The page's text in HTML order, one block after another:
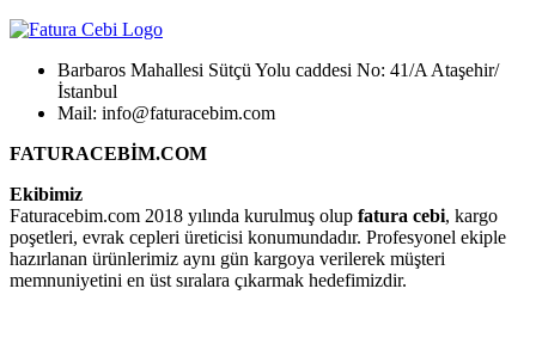
Barbaros Mahallesi Sütçü Yolu caddesi No: 41/A Ataşehir/
İstanbul
Mail: info@faturacebim.com
FATURACEBİM.COM
Ekibimiz
Faturacebim.com 2018 yılında kurulmuş olup fatura cebi, kargo
poşetleri, evrak cepleri üreticisi konumundadır. Profesyonel ekiple
hazırlanan ürünlerimiz aynı gün kargoya verilerek müşteri
memnuniyetini en üst sıralara çıkarmak hedefimizdir.